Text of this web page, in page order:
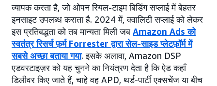
व्यापक करता है, जो ओपन रियल-टाइम बिडिंग सप्लाई में बेहतर
इनसाइट उपलब्ध कराता है. 2024 में, क्वालिटी सप्लाई को लेकर
इस प्रतिबद्धता को तब मान्यता मिली जब Amazon Ads को
स्वतंत्र रिसर्च फ़र्म Forrester द्वारा सेल-साइड प्लेटफ़ॉर्म में
सबसे अच्छा बताया गया. इसके अलावा, Amazon DSP
एडवरटाइज़र को यह चुनने का नियंत्रण देता है कि ऐड कहाँ
डिलीवर किए जाते हैं, चाहे वह APD, थर्ड-पार्टी एक्सचेंज या बीच